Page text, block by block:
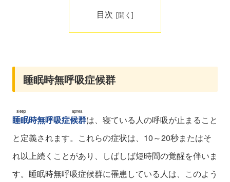
目次
睡眠時無呼吸症候群
睡眠時無呼吸症候群
sleep apnea
は、寝ている人の呼吸が止まること
と定義されます。これらの症状は、10～20秒またはそ
れ以上続くことがあり、しばしば短時間の覚醒を伴いま
す。睡眠時無呼吸症候群に罹患している人は、このよう